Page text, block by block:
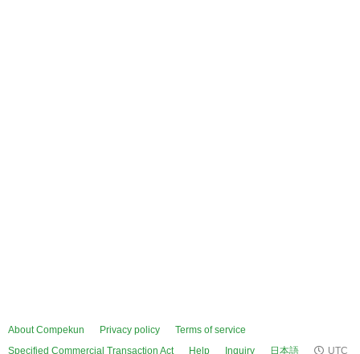
About Compekun Privacy policy
Terms of service
Specified Commercial Transaction Act
Help Inquiry 日本語 UTC